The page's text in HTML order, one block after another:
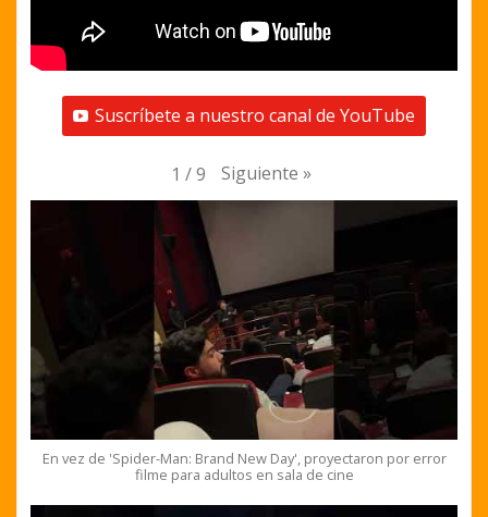
Suscríbete a nuestro canal de YouTube
1 / 9 Siguiente »
En vez de 'Spider-Man: Brand New Day', proyectaron por error
filme para adultos en sala de cine